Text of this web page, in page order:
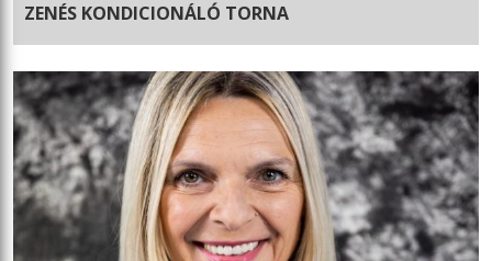
ZENÉS KONDICIONÁLÓ TORNA